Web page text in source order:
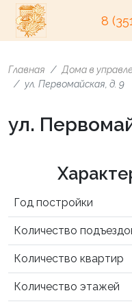
8
Главная
Дома в
ул. Первомайская, д. 9
ул.
Год постройки
Количество
Количество квартир
Количество этажей